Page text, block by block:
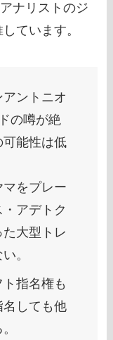
ナリストのジ
ています。
アントニオ
の噂が絶
可能性は低
マをプレー
アデトク
大型トレ
。
指名権も
名しても他